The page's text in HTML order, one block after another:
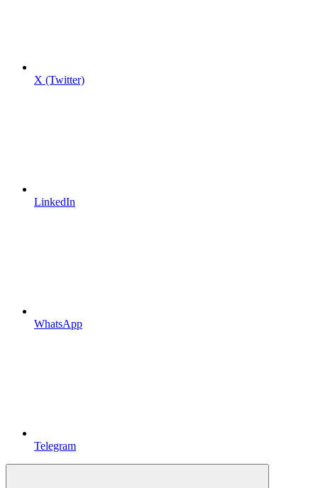
X (Twitter)
LinkedIn
WhatsApp
Telegram